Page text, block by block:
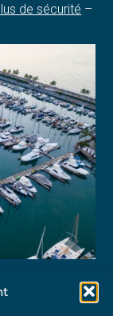
de sécurité –